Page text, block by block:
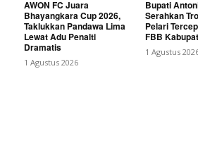
AWON FC Juara
Bhayangkara Cup 2026,
Taklukkan Pandawa Lima
Lewat Adu Penalti
Dramatis
1 Agustus 2026
Bupati
Serahkan
Pelari
FBB
1 Agustus